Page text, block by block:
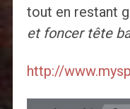
tout en restant
et foncer tête
http://